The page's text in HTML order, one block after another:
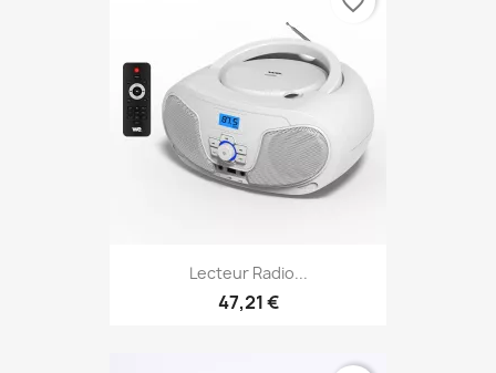
Lecteur Radio...
47,21 €